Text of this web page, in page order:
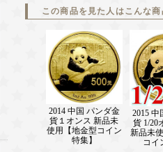
この商品を見た人はこんな
2014 中国 パンダ金
貨１オンス 新品未
使用【地金型コイン
特集】
2015 中
貨 1/20
新品未
コイ